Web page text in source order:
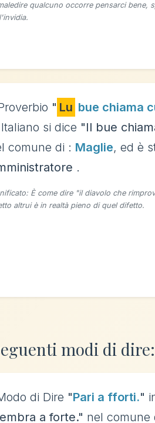
qualcuno occorre pensarci bene,
" Lu bue chiama
si dice "Il bue
comune di : Maglie, ed è
.
È come dire "il diavolo che
altrui è in realtà pieno di quel difetto.
modi di dire:
di Dire "Pari a fforti."
a forte." nel comune